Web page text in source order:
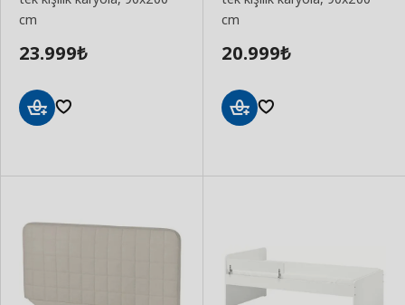
cm
23.999₺
cm
20.999₺